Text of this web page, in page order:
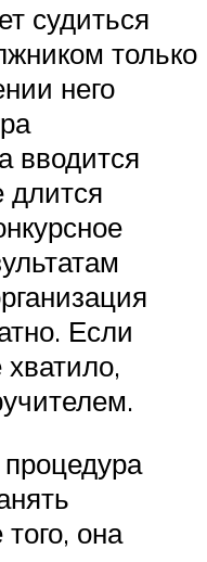
судиться
только
него
вводится
длится
Если
она